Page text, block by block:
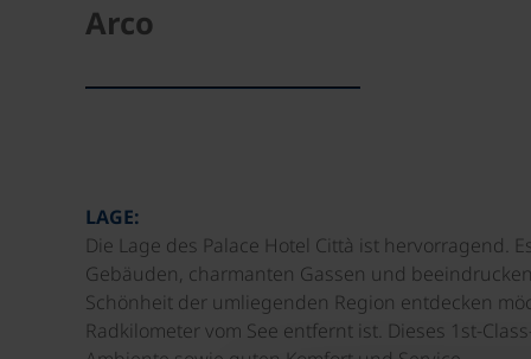
Arco
LAGE:
Die Lage des Palace Hotel Città ist hervorragend.
Gebäuden, charmanten Gassen und
Schönheit der umliegenden Region entdecken
Radkilometer vom See entfernt ist. Dieses 1st-